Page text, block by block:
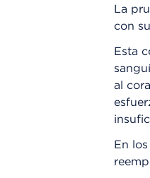
La
con
Esta
al
En